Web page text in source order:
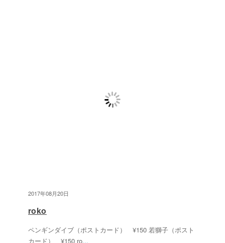
2017年08月20日
roko
ペンギンダイブ（ポストカード） ¥150 若獅子（ポスト
カード） ¥150 ro...